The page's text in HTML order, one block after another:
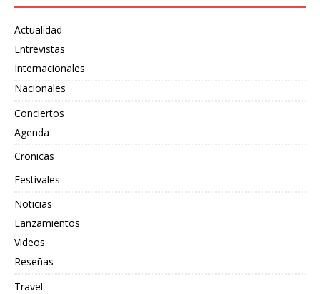
Actualidad
Entrevistas
Internacionales
Nacionales
Conciertos
Agenda
Cronicas
Festivales
Noticias
Lanzamientos
Videos
Reseñas
Travel